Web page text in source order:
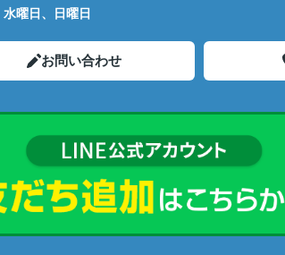
水曜日、日曜日
お問い合わせ